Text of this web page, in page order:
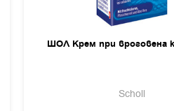
ШОЛ Крем при вроговена
Scholl